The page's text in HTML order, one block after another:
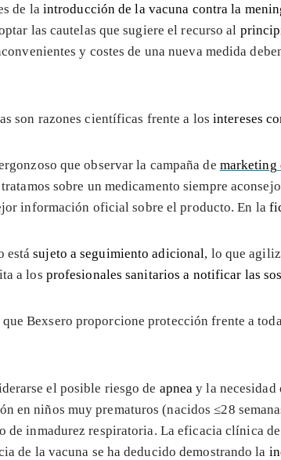
de la introducción de la vacuna contra la
las cautelas que sugiere el recurso al
y costes de una nueva medida
son razones científicas frente a losintereses
que observar la campaña de marketing
sobre un medicamento siempre
información oficial sobre el producto. En la
estásujeto a seguimiento adicional, lo que
a los profesionales sanitarios a notificar las
Bexsero proporcione protección frente a
el posible riesgo de apnea y la
en niños muy prematuros (nacidos ≤28
de inmadurez respiratoria. La eficacia clínica de
de la vacuna se ha deducido demostrando la